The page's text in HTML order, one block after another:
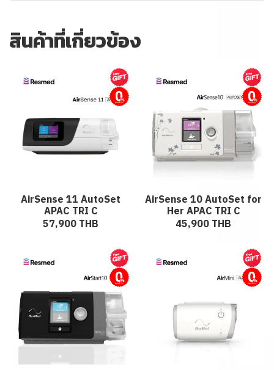
สินค้าที่เกี่ยวข้อง
ผ่อนชำระ
AirSense 11 AutoSet
APAC TRI C
57,900 THB
ผ่อนชำระ
AirSense 10 AutoSet for
Her APAC TRI C
45,900 THB
ผ่อนชำระ ผ่อนชำระ